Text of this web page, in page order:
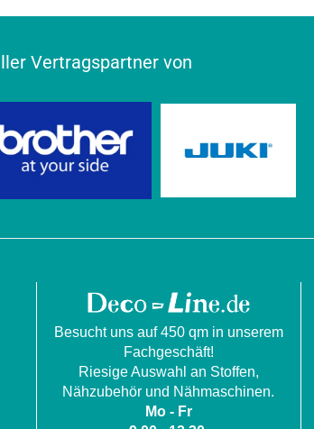
Vertragspartner von
Besucht uns auf 450 qm in unserem
Fachgeschäft!
Riesige Auswahl an Stoffen,
Nähzubehör und Nähmaschinen.
Mo - Fr